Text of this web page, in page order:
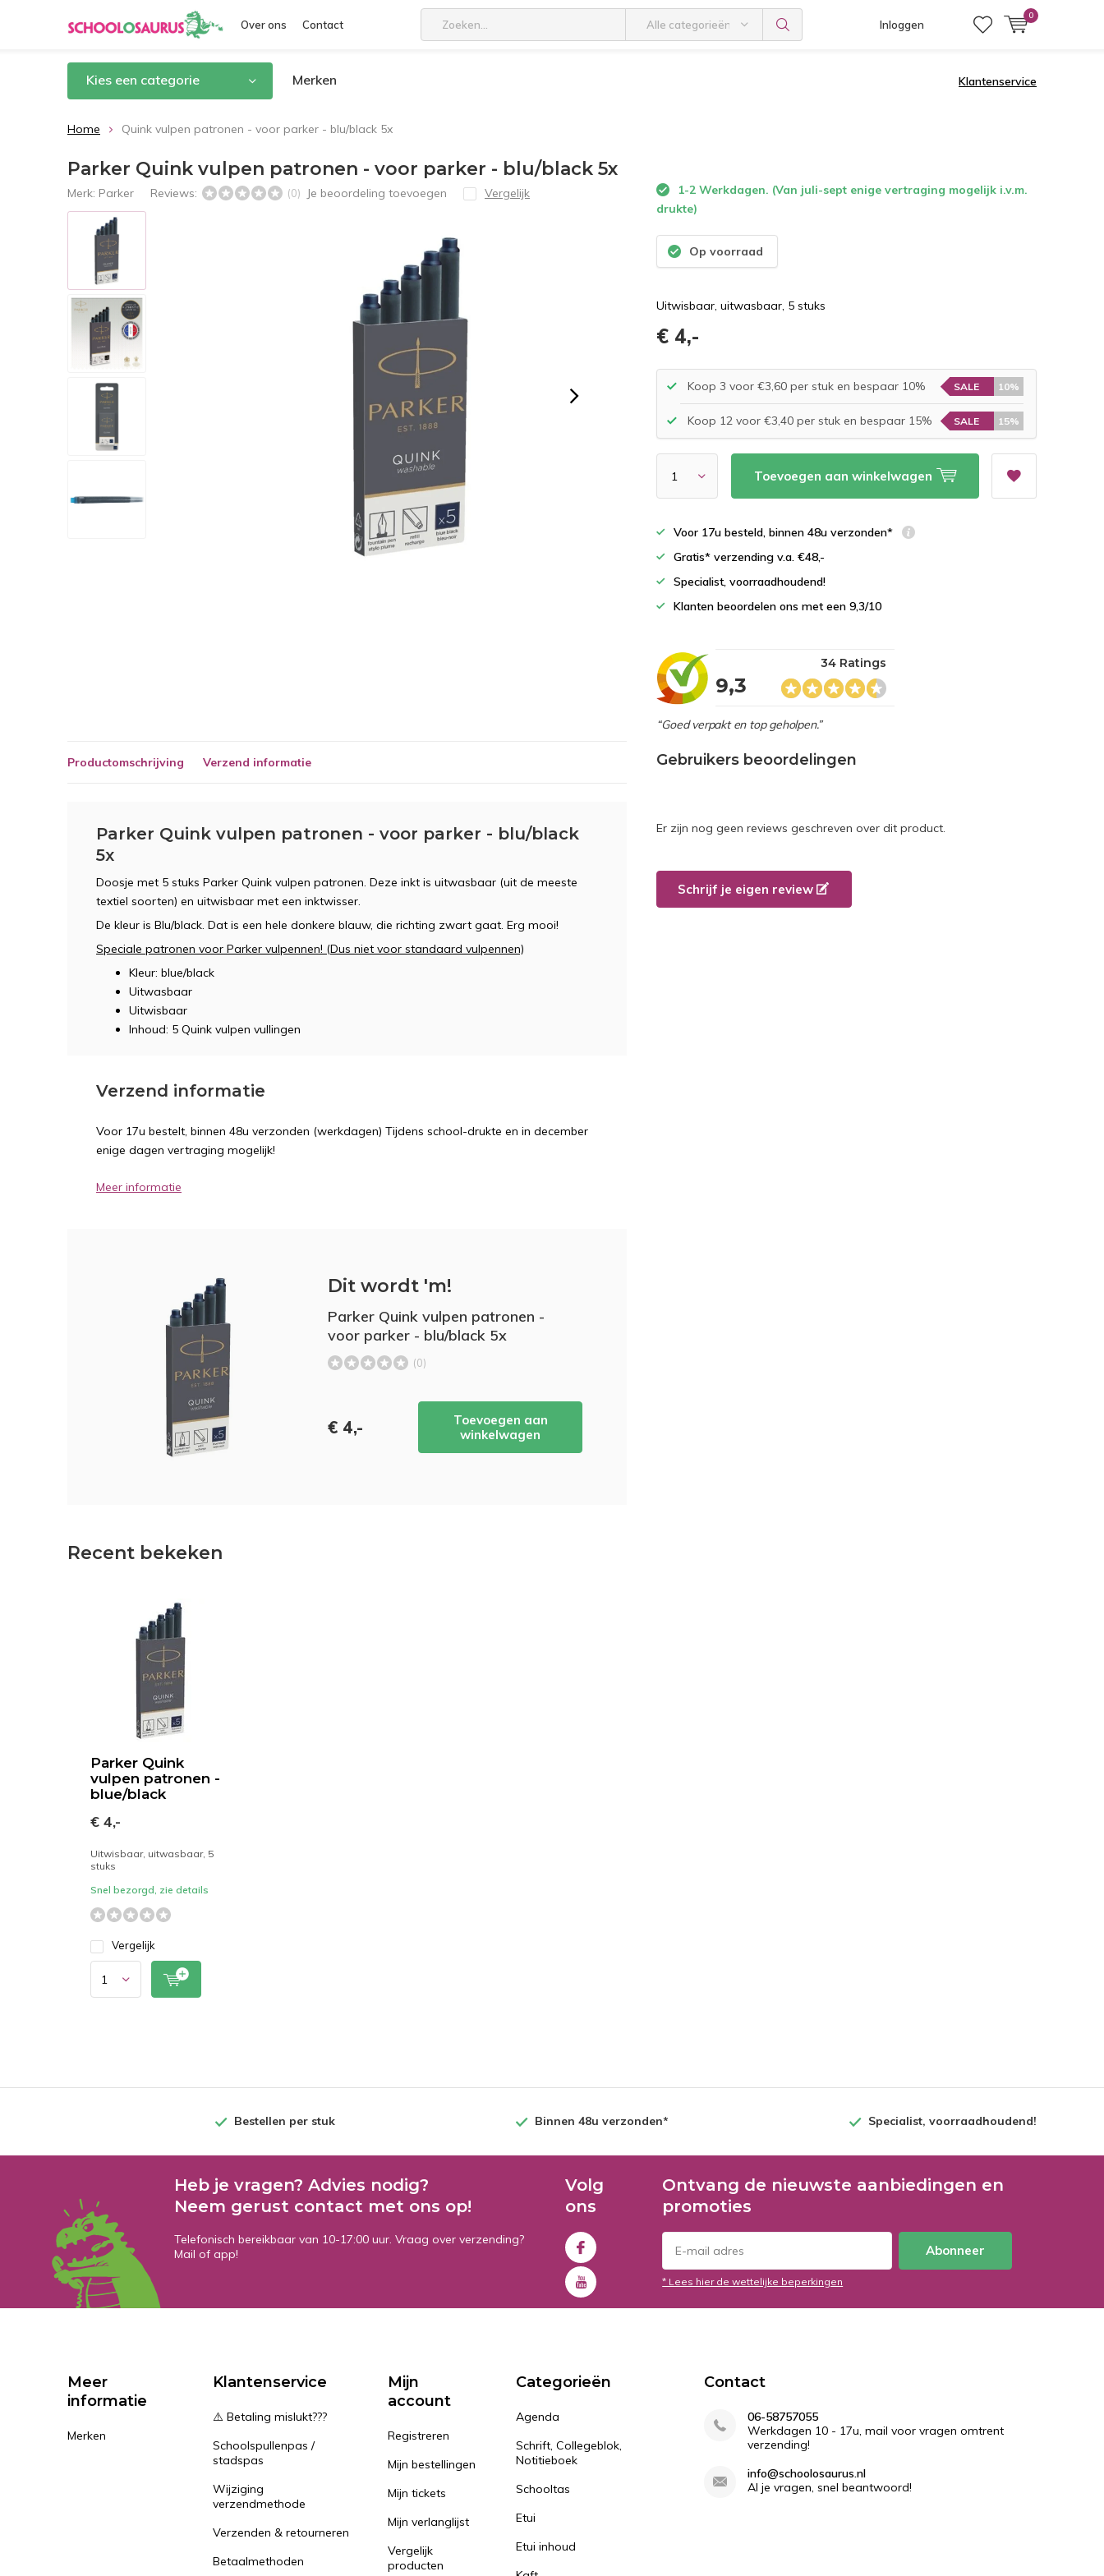
Over ons Contact Alle categorieën Inloggen
0
Kies een categorie Merken Klantenservice
Home Quink vulpen patronen - voor parker - blu/black 5x
Parker Quink vulpen patronen - voor parker - blu/black 5x
Merk: Parker Reviews: (0) Je beoordeling toevoegen Vergelijk
1-2 Werkdagen. (Van juli-sept enige vertraging mogelijk i.v.m.
drukte)
Op voorraad
Uitwisbaar, uitwasbaar, 5 stuks
€ 4,-
Koop 3 voor €3,60 per stuk en bespaar 10% SALE 10%
Koop 12 voor €3,40 per stuk en bespaar 15% SALE 15%
Toevoegen aan winkelwagen
Voor 17u besteld, binnen 48u verzonden*
Gratis* verzending v.a. €48,-
Specialist, voorraadhoudend!
Klanten beoordelen ons met een 9,3/10
9,3
34 Ratings
“Goed verpakt en top geholpen.”
Productomschrijving Verzend informatie
Parker Quink vulpen patronen - voor parker - blu/black
5x
Doosje met 5 stuks Parker Quink vulpen patronen. Deze inkt is uitwasbaar (uit de meeste
textiel soorten) en uitwisbaar met een inktwisser.
De kleur is Blu/black. Dat is een hele donkere blauw, die richting zwart gaat. Erg mooi!
Speciale patronen voor Parker vulpennen! (Dus niet voor standaard vulpennen)
Kleur: blue/black
Uitwasbaar
Uitwisbaar
Inhoud: 5 Quink vulpen vullingen
Verzend informatie
Voor 17u bestelt, binnen 48u verzonden (werkdagen) Tijdens school-drukte en in december
enige dagen vertraging mogelijk!
Meer informatie
Dit wordt 'm!
Parker Quink vulpen patronen -
voor parker - blu/black 5x
(0)
€ 4,-
Toevoegen aan
winkelwagen
Gebruikers beoordelingen
Er zijn nog geen reviews geschreven over dit product.
Schrijf je eigen review
Recent bekeken
Parker Quink
vulpen patronen -
blue/black
€ 4,-
Uitwisbaar, uitwasbaar, 5
stuks
Snel bezorgd, zie details
Vergelijk
Bestellen per stuk Binnen 48u verzonden* Specialist, voorraadhoudend!
Heb je vragen? Advies nodig?
Neem gerust contact met ons op!
Telefonisch bereikbaar van 10-17:00 uur. Vraag over verzending?
Mail of app!
Volg
ons
Ontvang de nieuwste aanbiedingen en
promoties
Abonneer
* Lees hier de wettelijke beperkingen
Meer
informatie
Merken
Klantenservice
⚠️ Betaling mislukt???
Schoolspullenpas /
stadspas
Wijziging
verzendmethode
Verzenden & retourneren
Betaalmethoden
Mijn
account
Registreren
Mijn bestellingen
Mijn tickets
Mijn verlanglijst
Vergelijk
producten
Categorieën
Agenda
Schrift, Collegeblok,
Notitieboek
Schooltas
Etui
Etui inhoud
Contact
06-58757055
Werkdagen 10 - 17u, mail voor vragen omtrent
verzending!
info@schoolosaurus.nl
Al je vragen, snel beantwoord!